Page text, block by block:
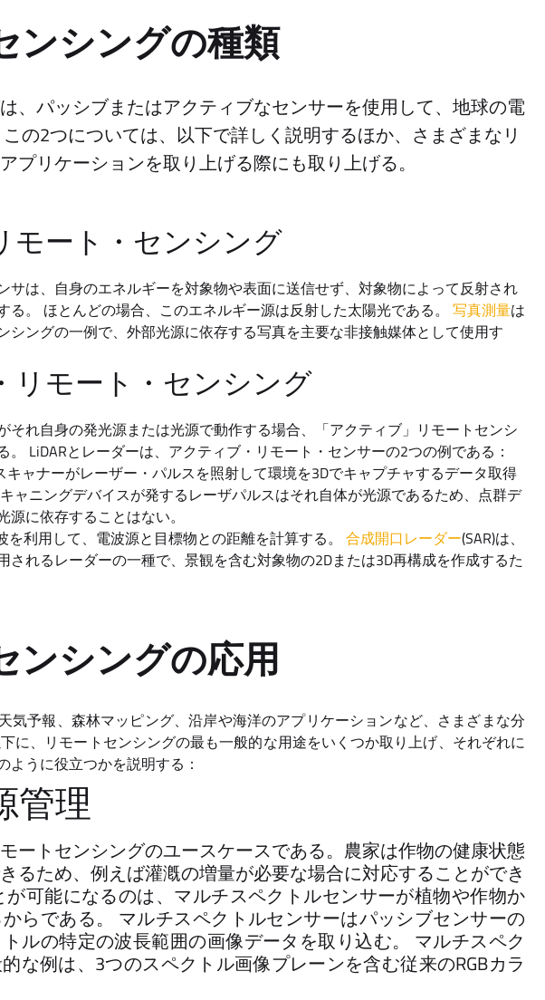
ンシングの種類
、パッシブまたはアクティブなセンサーを使用して、地球の電
の2つについては、以下で詳しく説明するほか、さまざまなリ
プリケーションを取り上げる際にも取り上げる。
モート・センシング
サは、自身のエネルギーを対象物や表面に送信せず、対象物によって反射され
る。 ほとんどの場合、このエネルギー源は反射した太陽光である。 写真測量は
シングの一例で、外部光源に依存する写真を主要な非接触媒体として使用す
リモート・センシング
それ自身の発光源または光源で動作する場合、「アクティブ」リモートセンシ
。 LiDARとレーダーは、アクティブ・リモート・センサーの2つの例である：
キャナーがレーザー・パルスを照射して環境を3Dでキャプチャするデータ取得
ャニングデバイスが発するレーザパルスはそれ自体が光源であるため、点群デ
に依存することはない。
を利用して、電波源と目標物との距離を計算する。 合成開口レーダー(SAR)は、
されるレーダーの一種で、景観を含む対象物の2Dまたは3D再構成を作成するた
ンシングの応用
気予報、森林マッピング、沿岸や海洋のアプリケーションなど、さまざまな分
に、リモートセンシングの最も一般的な用途をいくつか取り上げ、それぞれに
ように役立つかを説明する：
管理
ートセンシングのユースケースである。農家は作物の健康状態
るため、例えば灌漑の増量が必要な場合に対応することができ
が可能になるのは、マルチスペクトルセンサーが植物や作物か
らである。 マルチスペクトルセンサーはパッシブセンサーの
ルの特定の波長範囲の画像データを取り込む。 マルチスペク
な例は、3つのスペクトル画像プレーンを含む従来のRGBカラ